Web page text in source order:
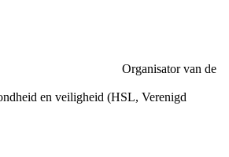
Organisator van de
en veiligheid (HSL, Verenigd